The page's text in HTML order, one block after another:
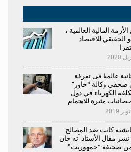
المالية العالمية ،
للاقتصاد
عالميا فى تعرفة
صحفي وكالة “خاور”
الكهرباء في دول
مثيرة للاهتمام
كانت ضد المصالح
نشر مقال الأستاذ آته خان
صحيفة “جمهوريت”